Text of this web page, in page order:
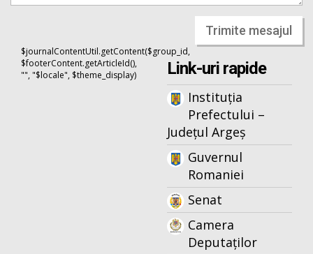
Trimite mesajul
$journalContentUtil.getContent($group_id,
$footerContent.getArticleId(),
"", "$locale", $theme_display)
Link-uri rapide
Instituția
Prefectului –
Județul Argeș
Guvernul
Romaniei
Senat
Camera
Deputaților